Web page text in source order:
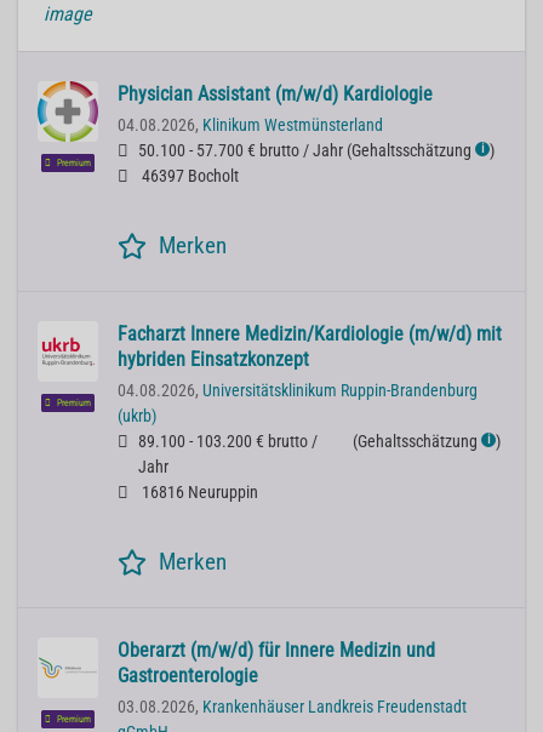
Premium
Physician Assistant (m/w/d) Kardiologie
04.08.2026, Klinikum Westmünsterland
50.100 - 57.700 € brutto / Jahr (Gehaltsschätzung ℹ )
46397 Bocholt
Merken
Premium
Facharzt Innere Medizin/Kardiologie (m/w/d) mit
hybriden Einsatzkonzept
04.08.2026, Universitätsklinikum Ruppin-Brandenburg
(ukrb)
89.100 - 103.200 € brutto /
Jahr
(Gehaltsschätzung ℹ )
16816 Neuruppin
Merken
Premium
Oberarzt (m/w/d) für Innere Medizin und
Gastroenterologie
03.08.2026, Krankenhäuser Landkreis Freudenstadt